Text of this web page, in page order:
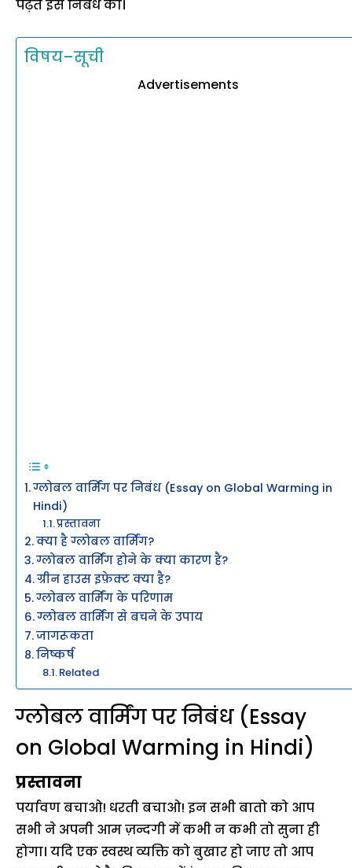
पढ़ते इस निबंध को।
विषय–सूची
Advertisements
ग्लोबल वार्मिंग पर निबंध (Essay on Global Warming in
Hindi)
प्रस्तावना
क्या है ग्लोबल वार्मिंग?
ग्लोबल वार्मिंग होने के क्या कारण है?
ग्रीन हाउस इफ़ेक्ट क्या है?
ग्लोबल वार्मिंग के परिणाम
ग्लोबल वार्मिंग से बचने के उपाय
जागरूकता
निष्कर्ष
Related
ग्लोबल वार्मिंग पर निबंध (Essay
on Global Warming in Hindi)
प्रस्तावना
पर्यावण बचाओ! धरती बचाओ! इन सभी बातो को आप
सभी ने अपनी आम ज़न्दगी में कभी न कभी तो सुना ही
होगा। यदि एक स्वस्थ व्यक्ति को बुखार हो जाए तो आप